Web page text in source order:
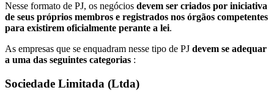
Nesse formato de PJ, os negócios devem ser criados por iniciativa
de seus próprios membros e registrados nos órgãos competentes
para existirem oficialmente perante a lei.
As empresas que se enquadram nesse tipo de PJ devem se adequar
a uma das seguintes categorias :
Sociedade Limitada (Ltda)